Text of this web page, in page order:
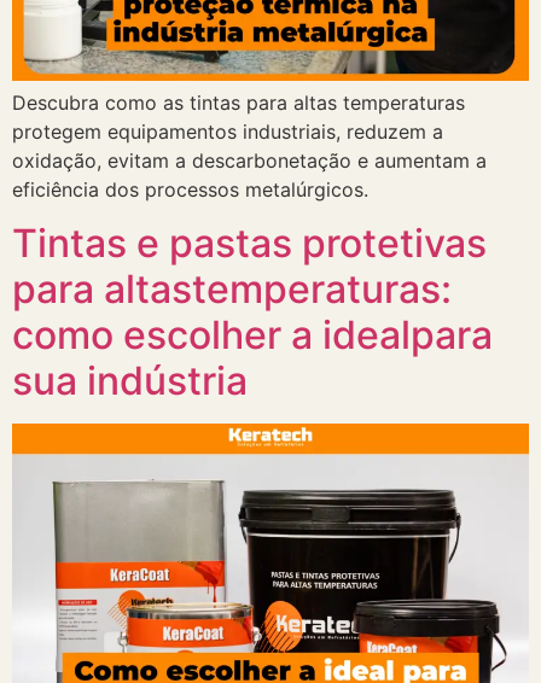
Descubra como as tintas para altas temperaturas
protegem equipamentos industriais, reduzem a
oxidação, evitam a descarbonetação e aumentam a
eficiência dos processos metalúrgicos.
Tintas e pastas protetivas
para altastemperaturas:
como escolher a idealpara
sua indústria